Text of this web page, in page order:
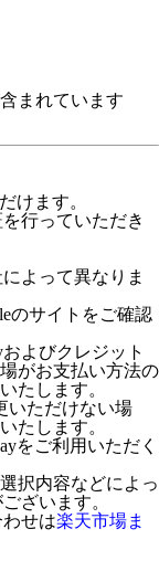
まれています
けます。
行っていただき
よって異なりま
のサイトをご確認
よびクレジット
がお支払い方法の
たします。
いただけない場
たします。
をご利用いただく
択内容などによっ
ざいます。
せは楽天市場ま